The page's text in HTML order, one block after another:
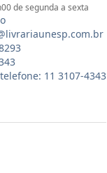
de segunda a sexta
11 3107-4343